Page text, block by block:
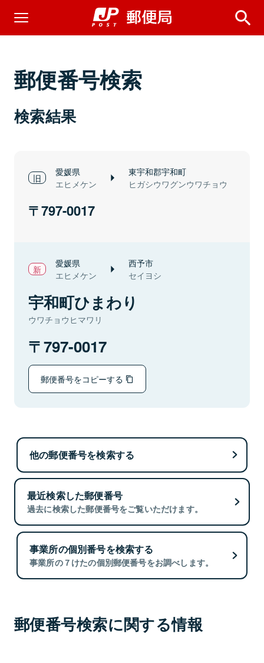
郵便番号検索
検索結果
愛媛県
エヒメケン
東宇和郡宇和町
ヒガシウワグンウワチョウ
797-0017
愛媛県
エヒメケン
西予市
セイヨシ
宇和町ひまわり
ウワチョウヒマワリ
797-0017
郵便番号をコピーする
他の郵便番号を検索する
最近検索した郵便番号
過去に検索した郵便番号をご覧いただけます。
事業所の個別番号を検索する
事業所の７けたの個別郵便番号をお調べします。
郵便番号検索に関する情報